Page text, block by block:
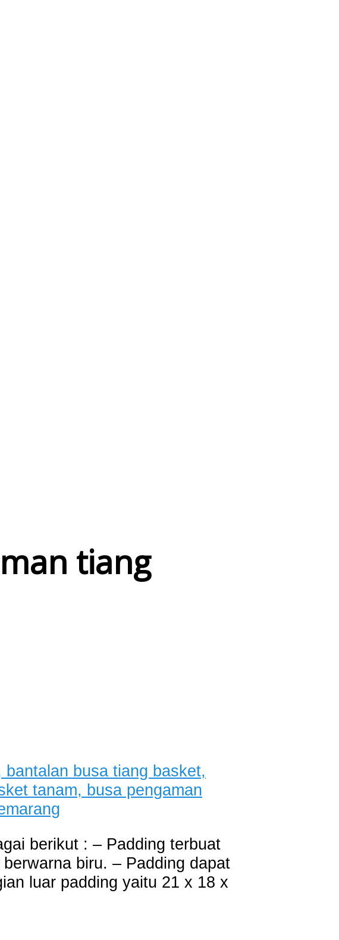
tiang
berikut : – Padding terbuat
biru. – Padding dapat
luar padding yaitu 21 x 18 x